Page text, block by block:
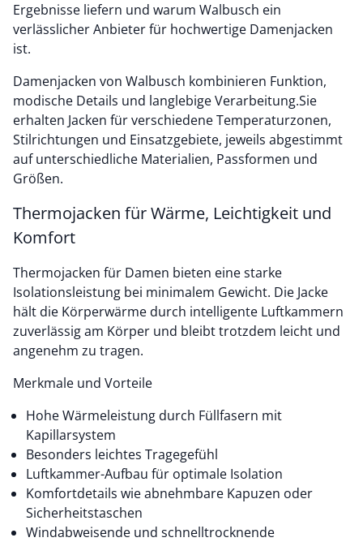
Ergebnisse liefern und warum Walbusch ein
verlässlicher Anbieter für hochwertige Damenjacken
ist.
Damenjacken von Walbusch kombinieren Funktion,
modische Details und langlebige Verarbeitung.Sie
erhalten Jacken für verschiedene Temperaturzonen,
Stilrichtungen und Einsatzgebiete, jeweils abgestimmt
auf unterschiedliche Materialien, Passformen und
Größen.
Thermojacken für Wärme, Leichtigkeit und
Komfort
Thermojacken für Damen bieten eine starke
Isolationsleistung bei minimalem Gewicht. Die Jacke
hält die Körperwärme durch intelligente Luftkammern
zuverlässig am Körper und bleibt trotzdem leicht und
angenehm zu tragen.
Merkmale und Vorteile
Hohe Wärmeleistung durch Füllfasern mit
Kapillarsystem
Besonders leichtes Tragegefühl
Luftkammer-Aufbau für optimale Isolation
Komfortdetails wie abnehmbare Kapuzen oder
Sicherheitstaschen
Windabweisende und schnelltrocknende